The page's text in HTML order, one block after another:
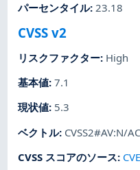
パーセンタイル:23.18
CVSS v2
リスクファクター: High
基本値:7.1
現状値: 5.3
ベクトル: CVSS2#AV:N/
CVSS スコアのソース: